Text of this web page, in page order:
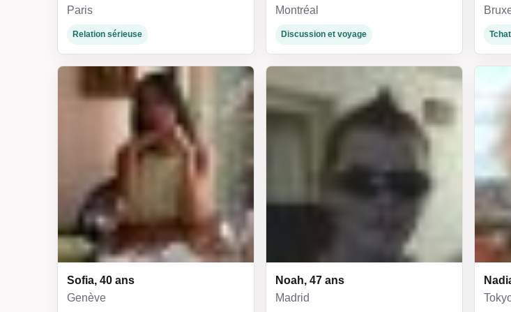
Paris
Relation sérieuse
Montréal
Discussion et voyage
Sofia, 40 ans
Genève
Noah, 47 ans
Madrid